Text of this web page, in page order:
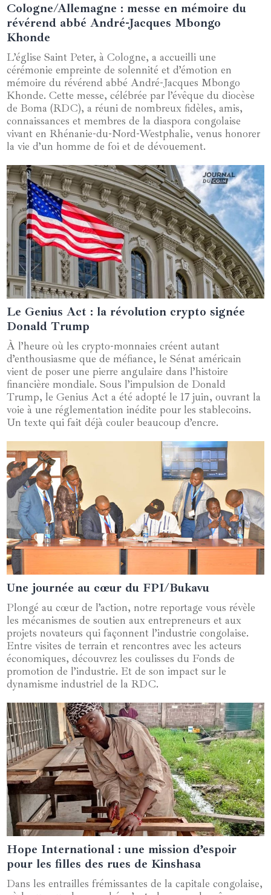
02 novembre 2024
Cologne/Allemagne : messe en mémoire du
révérend abbé André-Jacques Mbongo
Khonde
L’église Saint Peter, à Cologne, a accueilli une
cérémonie empreinte de solennité et d’émotion en
mémoire du révérend abbé André-Jacques Mbongo
Khonde. Cette messe, célébrée par l’évêque du diocèse
de Boma (RDC), a réuni de nombreux fidèles, amis,
connaissances et membres de la diaspora congolaise
vivant en Rhénanie-du-Nord-Westphalie, venus honorer
la vie d’un homme de foi et de dévouement.
20 juin 2025
Le Genius Act : la révolution crypto signée
Donald Trump
À l’heure où les crypto-monnaies créent autant
d’enthousiasme que de méfiance, le Sénat américain
vient de poser une pierre angulaire dans l’histoire
financière mondiale. Sous l’impulsion de Donald
Trump, le Genius Act a été adopté le 17 juin, ouvrant la
voie à une réglementation inédite pour les stablecoins.
Un texte qui fait déjà couler beaucoup d’encre.
05 juin 2024
Une journée au cœur du FPI/Bukavu
Plongé au cœur de l’action, notre reportage vous révèle
les mécanismes de soutien aux entrepreneurs et aux
projets novateurs qui façonnent l’industrie congolaise.
Entre visites de terrain et rencontres avec les acteurs
économiques, découvrez les coulisses du Fonds de
promotion de l’industrie. Et de son impact sur le
dynamisme industriel de la RDC.
14 janvier 2025
Hope International : une mission d’espoir
pour les filles des rues de Kinshasa
Dans les entrailles frémissantes de la capitale congolaise,